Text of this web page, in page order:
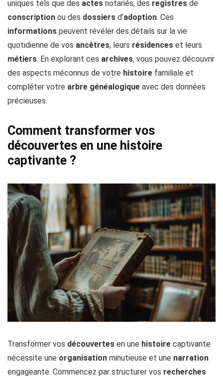
uniques tels que des actes notariés, des registres de
conscription ou des dossiers d’adoption. Ces
informations peuvent révéler des détails sur la vie
quotidienne de vos ancêtres, leurs résidences et leurs
métiers. En explorant ces archives, vous pouvez découvrir
des aspects méconnus de votre histoire familiale et
compléter votre arbre généalogique avec des données
précieuses.
Comment transformer vos
découvertes en une histoire
captivante ?
Transformer vos découvertes en une histoire captivante
nécessite une organisation minutieuse et une narration
engageante. Commencez par structurer vos recherches